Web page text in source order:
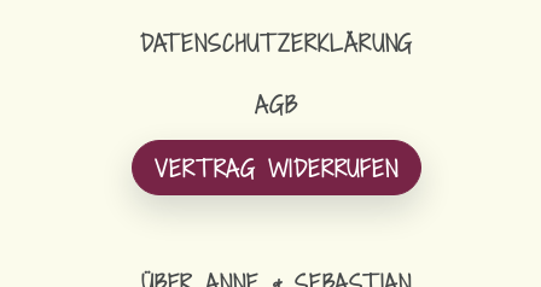
DATENSCHUTZERKLÄRUNG
AGB
VERTRAG WIDERRUFEN